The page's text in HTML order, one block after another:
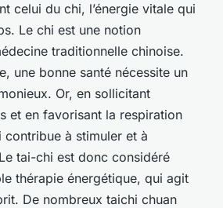
celui du chi, l’énergie vitale qui
Le chi est une notion
traditionnelle chinoise.
une bonne santé nécessite un
Or, en sollicitant
et en favorisant la respiration
à stimuler et à
tai-chi est donc considéré
thérapie énergétique, qui agit
De nombreux taichi chuan